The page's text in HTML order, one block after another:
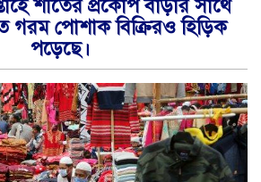
শীতের প্রকোপ বাড়ার সাথে
পোশাক বিক্রিরও হিড়িক
পড়েছে।